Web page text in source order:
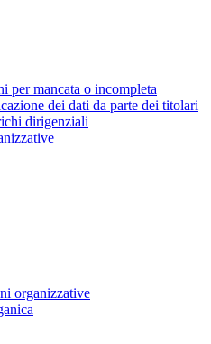
per mancata o incompleta
dei dati da parte dei titolari
dirigenziali
organizzative